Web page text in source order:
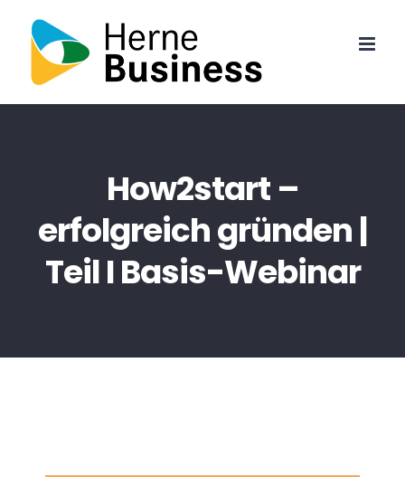
content
How2start –
erfolgreich gründen |
Teil I Basis-Webinar